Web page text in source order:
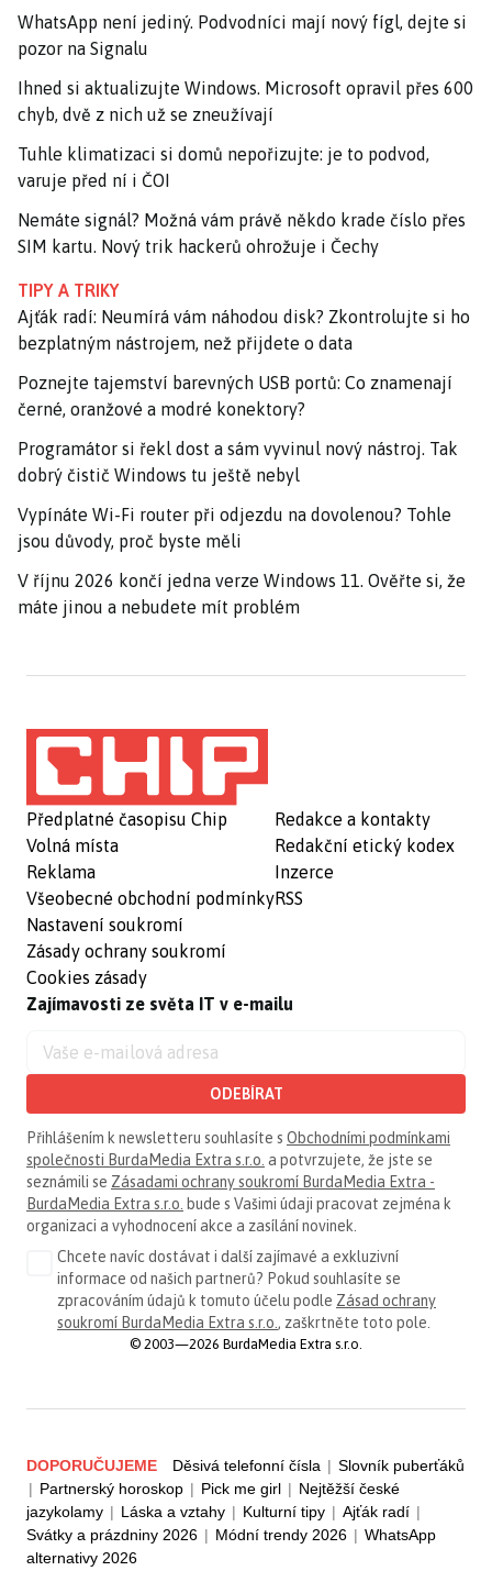
WhatsApp není jediný. Podvodníci mají nový fígl, dejte si
pozor na Signalu
Ihned si aktualizujte Windows. Microsoft opravil přes 600
chyb, dvě z nich už se zneužívají
Tuhle klimatizaci si domů nepořizujte: je to podvod,
varuje před ní i ČOI
Nemáte signál? Možná vám právě někdo krade číslo přes
SIM kartu. Nový trik hackerů ohrožuje i Čechy
TIPY A TRIKY
Ajťák radí: Neumírá vám náhodou disk? Zkontrolujte si ho
bezplatným nástrojem, než přijdete o data
Poznejte tajemství barevných USB portů: Co znamenají
černé, oranžové a modré konektory?
Programátor si řekl dost a sám vyvinul nový nástroj. Tak
dobrý čistič Windows tu ještě nebyl
Vypínáte Wi-Fi router při odjezdu na dovolenou? Tohle
jsou důvody, proč byste měli
V říjnu 2026 končí jedna verze Windows 11. Ověřte si, že
máte jinou a nebudete mít problém
Předplatné časopisu Chip
Volná místa
Reklama
Všeobecné obchodní podmínky
Nastavení soukromí
Zásady ochrany soukromí
Cookies zásady
Redakce a kontakty
Redakční etický kodex
Inzerce
RSS
Zajímavosti ze světa IT v e-mailu
ODEBÍRAT
Přihlášením k newsletteru souhlasíte s Obchodními podmínkami
společnosti BurdaMedia Extra s.r.o. a potvrzujete, že jste se
seznámili se Zásadami ochrany soukromí BurdaMedia Extra -
BurdaMedia Extra s.r.o. bude s Vašimi údaji pracovat zejména k
organizaci a vyhodnocení akce a zasílání novinek.
Chcete navíc dostávat i další zajímavé a exkluzivní
informace od našich partnerů? Pokud souhlasíte se
zpracováním údajů k tomuto účelu podle Zásad ochrany
soukromí BurdaMedia Extra s.r.o., zaškrtněte toto pole.
© 2003—2026 BurdaMedia Extra s.r.o.
DOPORUČUJEME Děsivá telefonní čísla | Slovník puberťáků
| Partnerský horoskop | Pick me girl | Nejtěžší české
jazykolamy | Láska a vztahy | Kulturní tipy | Ajťák radí |
Svátky a prázdniny 2026 | Módní trendy 2026 | WhatsApp
alternativy 2026